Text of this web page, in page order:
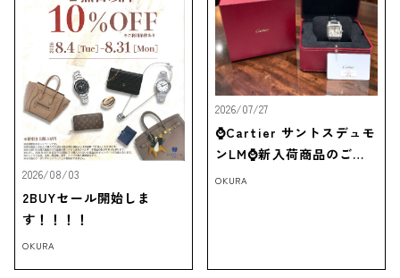
2026/08/03
2BUYセール開始しま
す！！！！
OKURA
2026/07/27
⌚Cartier サントスデュモ
ンLM⌚新入荷商品のご紹
介‼
OKURA